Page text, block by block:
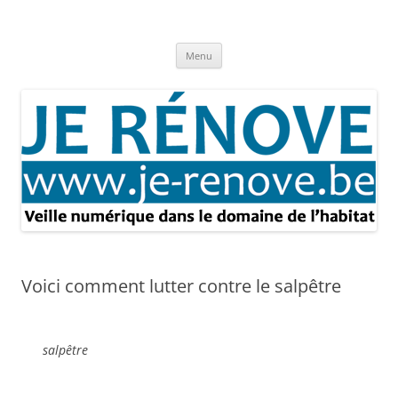
Menu
Voici comment lutter contre le salpêtre
salpêtre